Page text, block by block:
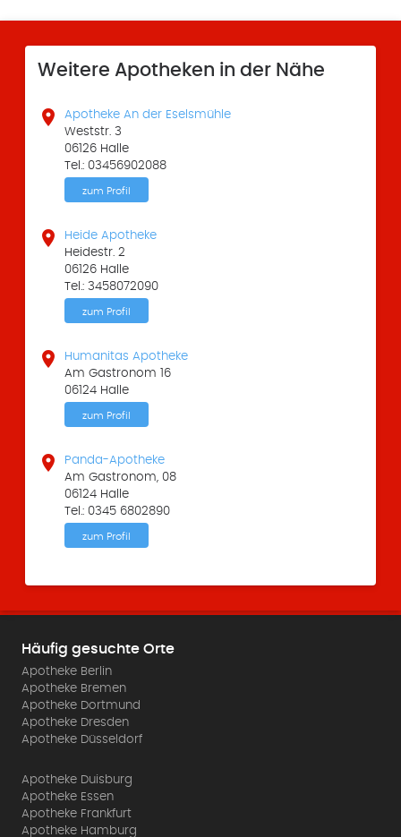
Weitere Apotheken in der Nähe

Apotheke An der Eselsmühle
Weststr. 3
06126 Halle
Tel.: 03456902088
zum Profil

Heide Apotheke
Heidestr. 2
06126 Halle
Tel.: 3458072090
zum Profil

Humanitas Apotheke
Am Gastronom 16
06124 Halle
zum Profil

Panda-Apotheke
Am Gastronom, 08
06124 Halle
Tel.: 0345 6802890
zum Profil
Häufig gesuchte Orte
Apotheke Berlin
Apotheke Bremen
Apotheke Dortmund
Apotheke Dresden
Apotheke Düsseldorf
Apotheke Duisburg
Apotheke Essen
Apotheke Frankfurt
Apotheke Hamburg